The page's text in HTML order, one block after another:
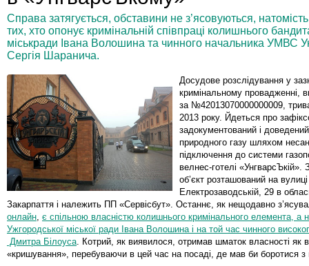
Справа затягується, обставини не з’ясовуються,
тих, хто опонує кримінальній співпраці колишнього
міськради Івана Волошина та чинного начальника УМВС
Сергія Шаранича.
Досудове розслідування у
кримінальному провадженні,
за №42013070000000009,
2013 року. Йдеться про
задокументований і
природного газу шляхом
підключення до системи
велнес-готелі «УнгварсЪкій».
об’єкт розташований на вулиці
Електрозаводській, 29 в
Закарпаття і належить ПП «Сервісбут». Останнє, як нещодавно
онлайн є спільною власністю колишнього кримінального елемента, а
Ужгородської міської ради Івана Волошина і на той час чинного
Дмитра Білоуса . Котрий, як виявилося, отримав шматок власності як
«кришування», перебуваючи в цей час на посаді, де мав би боротися з